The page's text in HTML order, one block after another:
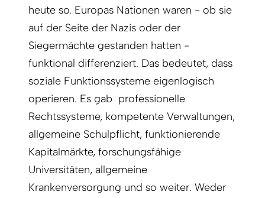
heute so. Europas Nationen waren - ob sie
auf der Seite der Nazis oder der
Siegermächte gestanden hatten -
funktional differenziert. Das bedeutet, dass
soziale Funktionssysteme eigenlogisch
operieren. Es gab professionelle
Rechtssysteme, kompetente Verwaltungen,
allgemeine Schulpflicht, funktionierende
Kapitalmärkte, forschungsfähige
Universitäten, allgemeine
Krankenversorgung und so weiter. Weder